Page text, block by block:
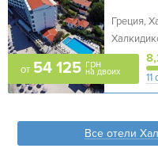
от 54 125 грн
на двоих
Греция,
Все отели